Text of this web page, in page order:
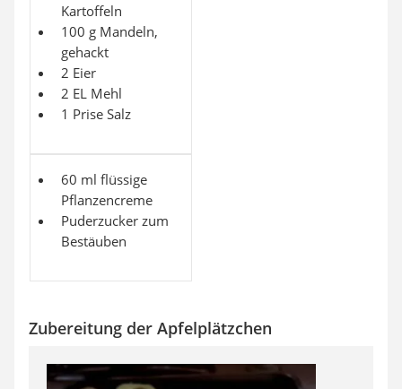
Kartoffeln
100 g Mandeln,
gehackt
2 Eier
2 EL Mehl
1 Prise Salz
60 ml flüssige
Pflanzencreme
Puderzucker zum
Bestäuben
Zubereitung der Apfelplätzchen